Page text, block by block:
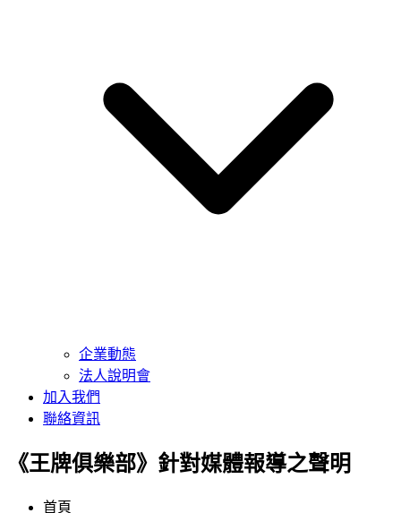
企業動態
法人說明會
加入我們
聯絡資訊
《王牌俱樂部》針對媒體報導之聲明
首頁